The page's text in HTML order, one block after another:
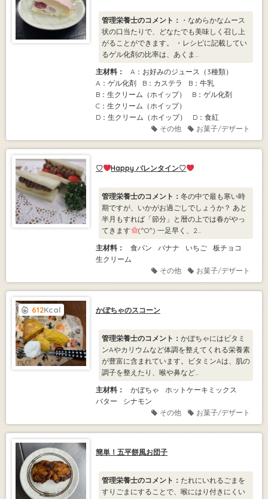
管理栄養士のコメント： ・なめらかなムース
状の口当たりで、どなたでも美味しく召し上
がることができます。 ・レシピに記載してい
るゲル化剤の比率は、あくま...
主材料：
A：お好みのジュース（3種類）
A：ゲル化剤
B：カステラ
B：牛乳
B：生クリーム（ホイップ）
B：ゲル化剤
C：生クリーム（ホイップ）
D：生クリーム（ホイップ）
D：食紅
その他
お菓子/デザート
♡ Happy バレンタイン♡
管理栄養士のコメント： 冬の中で最も寒い時
期ですが、いかがお過ごしでしょうか？ あと
半月もすれば「節分」と暦の上では春がやっ
てきます
(^O^) 一足早く、2...
主材料：
食パン バナナ いちご
板チョコ
生クリーム
その他
お菓子/デザート
612Kcal かぼちゃのスコーン
管理栄養士のコメント： かぼちゃにはビタミ
ンAやカリウムなど体調を整えてくれる栄養素
が豊富に含まれています。ビタミンAは、肌の
調子を整えたり、喉や鼻など...
主材料：
かぼちゃ
ホットケーキミックス
バター
シナモン
その他
お菓子/デザート
簡単！五平餅風お団子
管理栄養士のコメント： たれにいれるごまを
すりごまにすることで、喉にはり付きにくい